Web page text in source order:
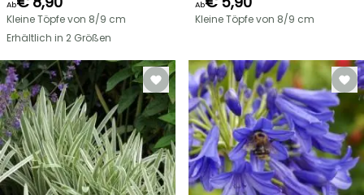
Ab
Kleine Töpfe von 8/9 cm
Erhältlich in 2 Größen
Ab
Kleine Töpfe von 8/9 cm